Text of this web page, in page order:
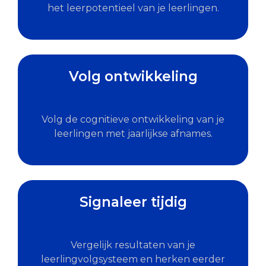
het leerpotentieel van je leerlingen.
Volg ontwikkeling
Volg de cognitieve ontwikkeling van je
leerlingen met jaarlijkse afnames.
Signaleer tijdig
Vergelijk resultaten van je
leerlingvolgsysteem en herken eerder